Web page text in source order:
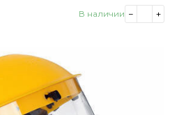
В наличии